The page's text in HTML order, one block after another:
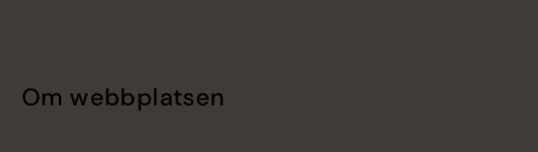
Om webbplatsen